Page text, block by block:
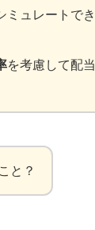
ミュレートで
を考慮して配
と？